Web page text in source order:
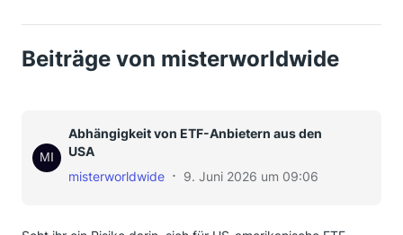
Beiträge von misterworldwide
Abhängigkeit von ETF-Anbietern aus den
USA
misterworldwide
9. Juni 2026 um 09:06